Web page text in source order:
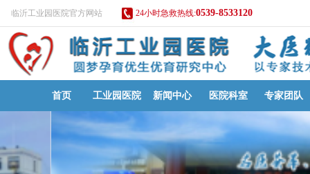
临沂工业园医院官方网站 24小时急救热线:0539-8533120
首页 工业园医院 新闻中心 医院科室 专家团队